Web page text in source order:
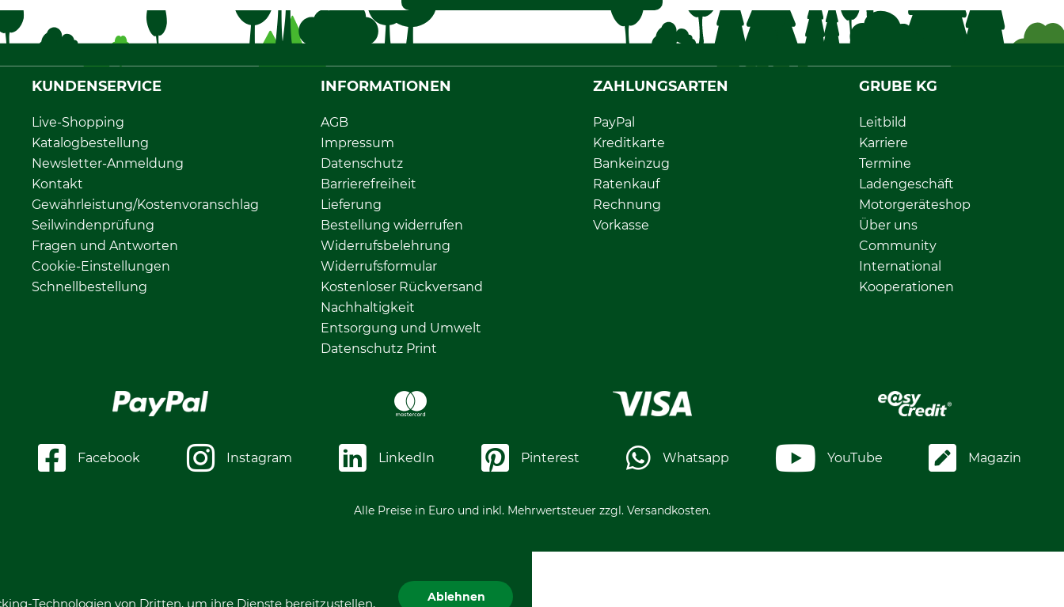
KUNDENSERVICE
Live-Shopping
Katalogbestellung
Newsletter-Anmeldung
Kontakt
Gewährleistung/Kostenvoranschlag
Seilwindenprüfung
Fragen und Antworten
Cookie-Einstellungen
Schnellbestellung
INFORMATIONEN
AGB
Impressum
Datenschutz
Barrierefreiheit
Lieferung
Bestellung widerrufen
Widerrufsbelehrung
Widerrufsformular
Kostenloser Rückversand
Nachhaltigkeit
Entsorgung und Umwelt
Datenschutz Print
ZAHLUNGSARTEN
PayPal
Kreditkarte
Bankeinzug
Ratenkauf
Rechnung
Vorkasse
GRUBE KG
Leitbild
Karriere
Termine
Ladengeschäft
Motorgeräteshop
Über uns
Community
International
Kooperationen
Facebook Instagram LinkedIn Pinterest Whatsapp YouTube Magazin
Alle Preise in Euro und inkl. Mehrwertsteuer zzgl. Versandkosten.
Technologien von Dritten, um ihre Dienste bereitzustellen, Ablehnen